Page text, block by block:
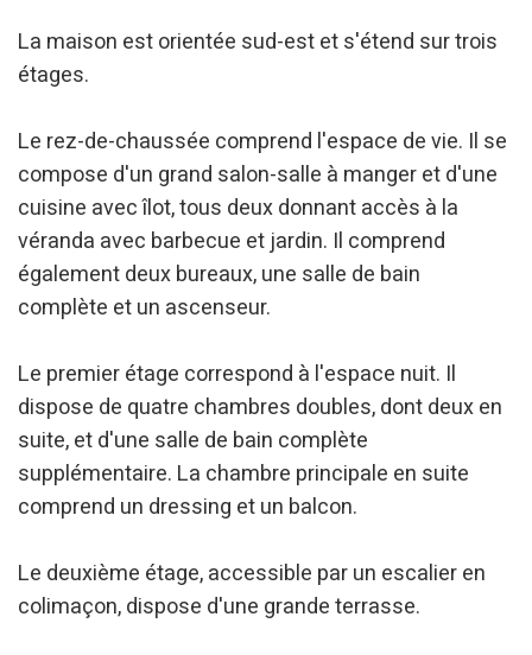
La maison est orientée sud-est et s'étend sur trois
étages.
Le rez-de-chaussée comprend l'espace de vie. Il se
compose d'un grand salon-salle à manger et d'une
cuisine avec îlot, tous deux donnant accès à la
véranda avec barbecue et jardin. Il comprend
également deux bureaux, une salle de bain
complète et un ascenseur.
Le premier étage correspond à l'espace nuit. Il
dispose de quatre chambres doubles, dont deux en
suite, et d'une salle de bain complète
supplémentaire. La chambre principale en suite
comprend un dressing et un balcon.
Le deuxième étage, accessible par un escalier en
colimaçon, dispose d'une grande terrasse.
continuez à naviguer, vous acceptez leur installation.
pouvant, s'il le souhaite, empêcher leur installation sur son
site.
Analyse et Personnalisation
Ils permettent le suivi et l'analyse du comportement des
utilisateurs de ce site. Les informations collectées via ce
type de cookies sont utilisées pour mesurer l'activité du
Web pour l'élaboration des profils de navigation des
utilisateurs afin d'introduire des améliorations basées sur
sauvegarder les informations de préférence de l'utilisateur
pour améliorer la qualité de nos services et offrir une
meilleure expérience grâce aux produits recommandés.
Marketing et Publicité
Ces cookies sont utilisés pour stocker des informations sur
navigation. Grâce à eux, nous pouvons connaître les
habitudes de navigation sur le site Web et afficher des
publicités liées au profil de navigation de l'utilisateur.